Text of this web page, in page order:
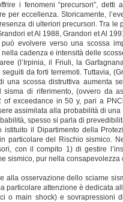
i fenomeni “precursori”, detti
per eccellenza. Storicamente,
di ulteriori precursori. Tra le
et Al 1988, Grandori et Al
evolvere verso una scossa
cadenza e intensità delle
(l’Irpinia, il Friuli, la
da forti terremoti. Tuttavia,
una scossa distruttiva aumenta
di riferimento, (ovvero da
of exceedance in 50 y, pari a
assimilata alla probabilità di
spesso si parla di
istituito il Dipartimento della
particolare del Rischio sismico.
con il compito 1) di gestire
sismico, pur nella
alla osservazione dello sciame
particolare attenzione è dedicata
o main shock) e sovrapressioni